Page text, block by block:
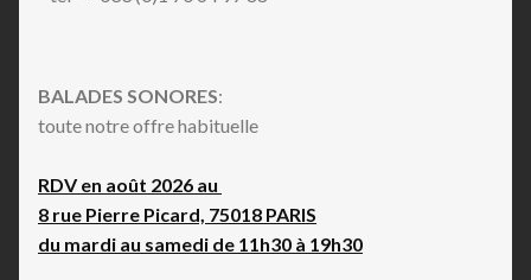
BALADES SONORES:
toute notre offre habituelle
RDV en août 2026 au
8 rue Pierre Picard, 75018 PARIS
du mardi au samedi de 11h30 à 19h30